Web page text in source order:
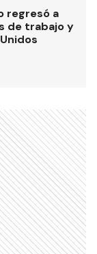
regresó a
de trabajo y